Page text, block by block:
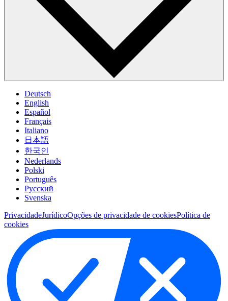
Deutsch
English
Español
Français
Italiano
日本語
한국인
Nederlands
Polski
Português
Pусский
Svenska
PrivacidadeJurídicoOpções de privacidade de cookiesPolítica de
cookies